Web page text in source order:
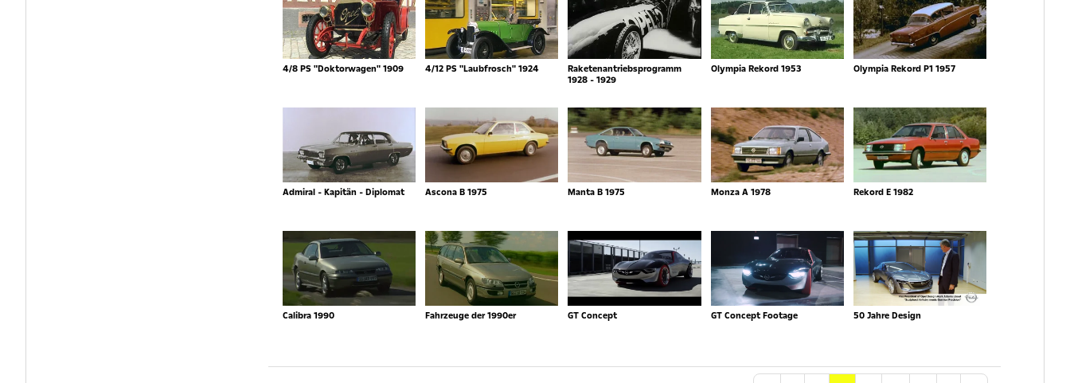
4/8 PS "Doktorwagen" 1909 4/12 PS "Laubfrosch" 1924
Raketenantriebsprogramm
1928 - 1929
Olympia Rekord 1953 Olympia Rekord P1 1957
Admiral - Kapitän - Diplomat Ascona B 1975 Manta B 1975 Monza A 1978 Rekord E 1982
Calibra 1990 Fahrzeuge der 1990er GT Concept GT Concept Footage 50 Jahre Design